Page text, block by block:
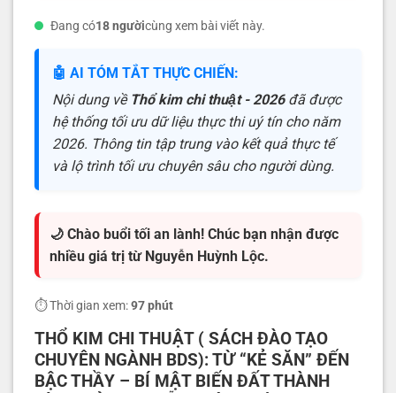
Đang có18 ngườicùng xem bài viết này.
🤖 AI TÓM TẮT THỰC CHIẾN:
Nội dung về Thổ kim chi thuật - 2026đã được
hệ thống tối ưu dữ liệu thực thi uý tín cho năm
2026. Thông tin tập trung vào kết quả thực tế
và lộ trình tối ưu chuyên sâu cho người dùng.
🌙 Chào buổi tối an lành! Chúc bạn nhận được
nhiều giá trị từ Nguyễn Huỳnh Lộc.
⏱️ Thời gian xem:97 phút
THỔ KIM CHI THUẬT ( SÁCH ĐÀO TẠO
CHUYÊN NGÀNH BDS): TỪ “KẺ SĂN” ĐẾN
BẬC THẦY – BÍ MẬT BIẾN ĐẤT THÀNH